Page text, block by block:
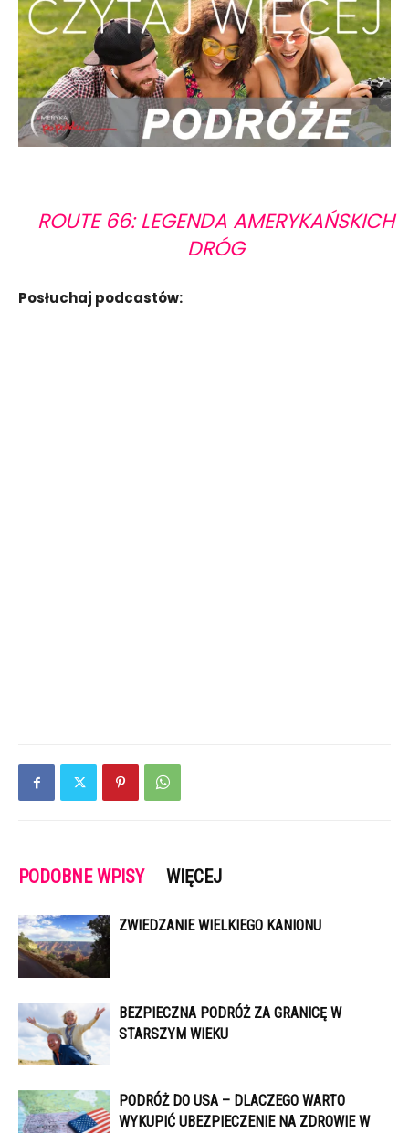
ROUTE 66: LEGENDA AMERYKAŃSKICH
DRÓG
Posłuchaj podcastów:
PODOBNE WPISY WIĘCEJ
ZWIEDZANIE WIELKIEGO KANIONU
BEZPIECZNA PODRÓŻ ZA GRANICĘ W
STARSZYM WIEKU
PODRÓŻ DO USA – DLACZEGO WARTO
WYKUPIĆ UBEZPIECZENIE NA ZDROWIE W